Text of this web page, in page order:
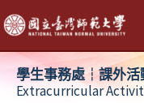
跳
至
主
學生事務處┆課外活
Extracurricular